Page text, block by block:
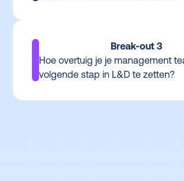
Break-out 3
Hoe overtuig je je management
volgende stap in L&D te zetten?